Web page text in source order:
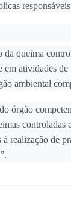
da queima
em atividades
ambiental
órgão
controladas
realização de